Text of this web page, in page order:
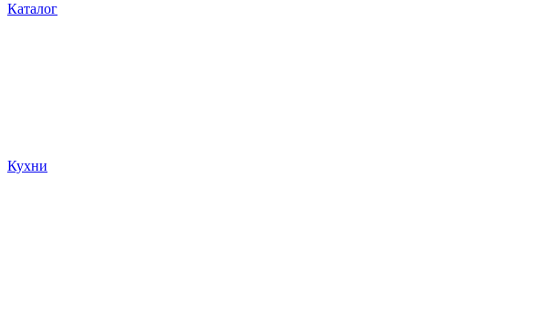
Каталог
Кухни